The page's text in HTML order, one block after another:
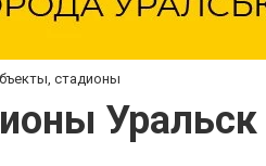
стадионы
Уральск